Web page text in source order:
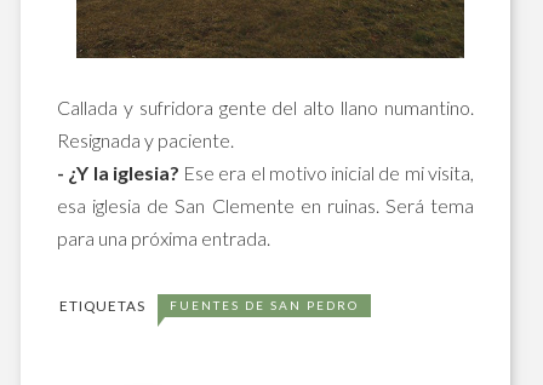
Callada y sufridora gente del alto llano numantino.
Resignada y paciente.
- ¿Y la iglesia? Ese era el motivo inicial de mi visita,
esa iglesia de San Clemente en ruinas. Será tema
para una próxima entrada.
ETIQUETAS FUENTES DE SAN PEDRO